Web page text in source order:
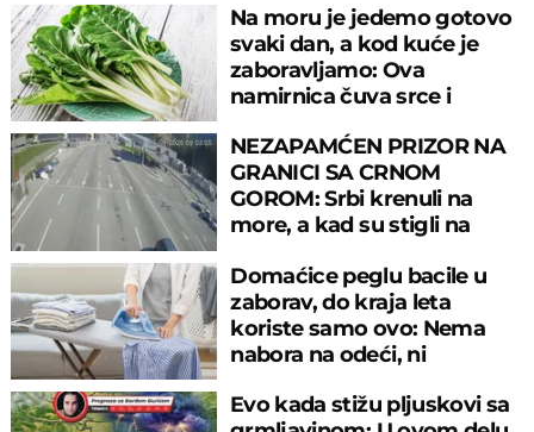
Na moru je jedemo gotovo
svaki dan, a kod kuće je
zaboravljamo: Ova
namirnica čuva srce i
NEZAPAMĆEN PRIZOR NA
GRANICI SA CRNOM
GOROM: Srbi krenuli na
more, a kad su stigli na
Domaćice peglu bacile u
zaborav, do kraja leta
koriste samo ovo: Nema
nabora na odeći, ni
Evo kada stižu pljuskovi sa